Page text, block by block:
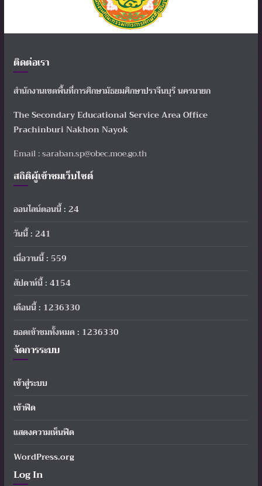
ติดต่อเรา
สำนักงานเขตพื้นที่การศึกษามัธยมศึกษาปราจีนบุรี นครนายก
The Secondary Educational Service Area Office
Prachinburi Nakhon Nayok
Email : saraban.sp@obec.moe.go.th
สถิติผู้เข้าชมเว็บไซต์
ออนไลน์ตอนนี้ : 24
วันนี้ : 241
เมื่อวานนี้ : 559
สัปดาห์นี้ : 4154
เดือนนี้ : 1236330
ยอดเข้าชมทั้งหมด : 1236330
จัดการระบบ
เข้าสู่ระบบ
เข้าฟีด
แสดงความเห็นฟีด
WordPress.org
Log In